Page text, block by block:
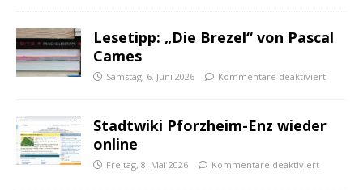
Lesetipp: „Die Brezel“ von Pascal
Cames
Samstag, 6. Juni 2026 Kommentare deaktiviert
Stadtwiki Pforzheim-Enz wieder
online
Freitag, 8. Mai 2026 Kommentare deaktiviert